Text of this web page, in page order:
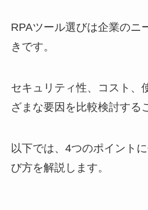
RPAツール選びは企業のニ
きです。
セキュリティ性、コスト、
ざまな要因を比較検討する
以下では、4つのポイント
び方を解説します。